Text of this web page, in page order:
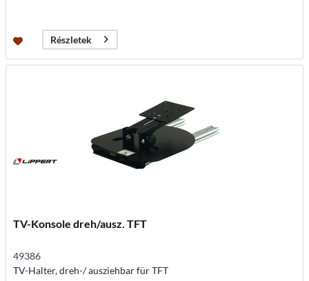
Részletek
TV-Konsole dreh/ausz. TFT
49386
TV-Halter, dreh-/ ausziehbar für TFT